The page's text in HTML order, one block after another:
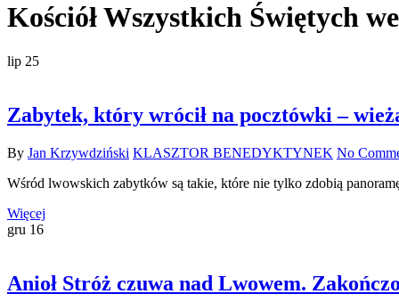
Kościół Wszystkich Świętych
lip 25
Zabytek, który wrócił na pocztówki –
By Jan Krzywdziński KLASZTOR BENEDYKTYNEK No
Wśród lwowskich zabytków są takie, które nie tylko zdobią
Więcej
gru 16
Anioł Stróż czuwa nad Lwowem.